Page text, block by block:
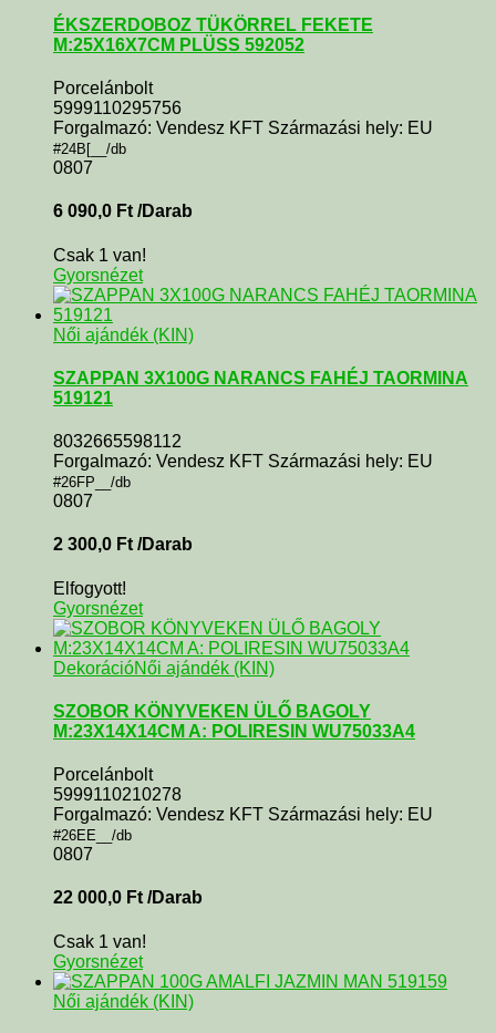
ÉKSZERDOBOZ TÜKÖRREL FEKETE
M:25X16X7CM PLÜSS 592052
Porcelánbolt
5999110295756
Forgalmazó: Vendesz KFT Származási hely: EU
#24B[__/db
0807
6 090,0 Ft /Darab
Csak 1 van!
Gyorsnézet
Női ajándék (KIN)
SZAPPAN 3X100G NARANCS FAHÉJ TAORMINA
519121
8032665598112
Forgalmazó: Vendesz KFT Származási hely: EU
#26FP__/db
0807
2 300,0 Ft /Darab
Elfogyott!
Gyorsnézet
DekorációNői ajándék (KIN)
SZOBOR KÖNYVEKEN ÜLŐ BAGOLY
M:23X14X14CM A: POLIRESIN WU75033A4
Porcelánbolt
5999110210278
Forgalmazó: Vendesz KFT Származási hely: EU
#26EE__/db
0807
22 000,0 Ft /Darab
Csak 1 van!
Gyorsnézet
Női ajándék (KIN)